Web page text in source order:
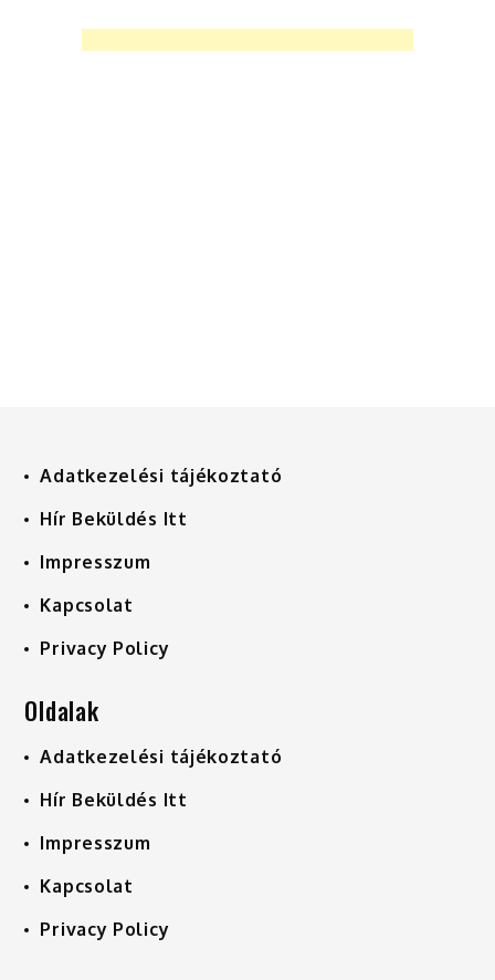
Adatkezelési tájékoztató
Hír Beküldés Itt
Impresszum
Kapcsolat
Privacy Policy
Oldalak
Adatkezelési tájékoztató
Hír Beküldés Itt
Impresszum
Kapcsolat
Privacy Policy